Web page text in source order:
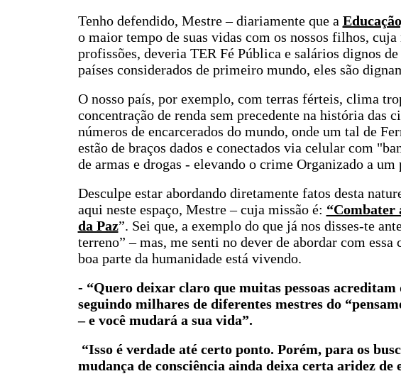
Tenho defendido, Mestre – diariamente que a
o maior tempo de suas vidas com os nossos filhos,
profissões, deveria TER Fé Pública e salários dignos
países considerados de primeiro mundo, eles são
O nosso país, por exemplo, com terras férteis, clima
concentração de renda sem precedente na história das
números de encarcerados do mundo, onde um tal de
estão de braços dados e conectados via celular com
de armas e drogas - elevando o crime Organizado a
Desculpe estar abordando diretamente fatos desta
aqui neste espaço, Mestre – cuja missão é: “Combater
da Paz”. Sei que, a exemplo do que já nos disses-te
terreno” – mas, me senti no dever de abordar com
boa parte da humanidade está vivendo.
- “Quero deixar claro que muitas pessoas
seguindo milhares de diferentes mestres do
– e você mudará a sua vida”.
“Isso é verdade até certo ponto. Porém, para os
mudança de consciência ainda deixa certa aridez de